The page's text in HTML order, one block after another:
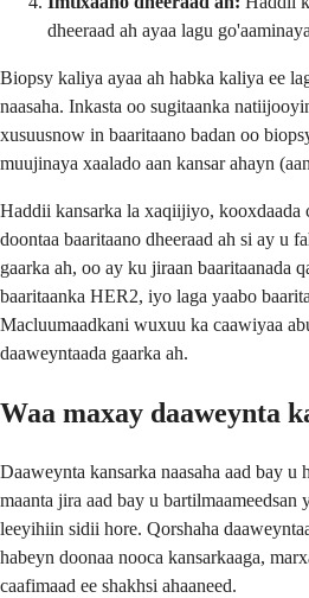
dheeraad ah ayaa lagu
Biopsy kaliya ayaa ah habka kaliya ee
naasaha. Inkasta oo sugitaanka
xusuusnow in baaritaano badan oo
muujinaya xaalado aan kansar ahayn
Haddii kansarka la xaqiijiyo, kooxdaada
doontaa baaritaano dheeraad ah si ay u
gaarka ah, oo ay ku jiraan baaritaanada
baaritaanka HER2, iyo laga yaabo
Macluumaadkani wuxuu ka caawiyaa
daaweyntaada gaarka ah.
Waa maxay daaweynta
Daaweynta kansarka naasaha aad bay u
maanta jira aad bay u
leeyihiin sidii hore. Qorshaha
habeyn doonaa nooca kansarkaaga,
caafimaad ee shakhsi ahaaneed.